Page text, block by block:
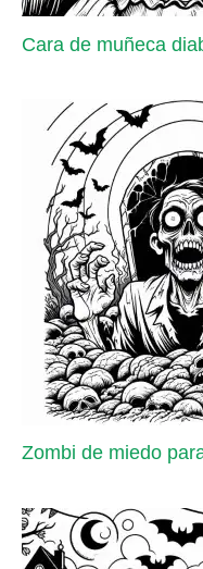
Cara de muñeca
Zombi de miedo